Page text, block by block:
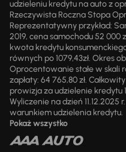
udzieleniu kredytu na auto z
Rzeczywista Roczna Stopa
Reprezentatywny przykład:
2019, cena samochodu 52 000
kwota kredytu
równych po 1079,43zł. Okres
Oprocentowanie stałe w skali
zapłaty: 64 765,80 zł.
prowizja za udzielenie kredytu 1
Wyliczenie na dzień
warunkiem udzielenia kredytu.
Pokaż wszystko